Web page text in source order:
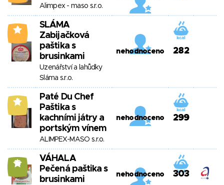
Alimpex - maso s.r.o.
4
SLÁMA
Zabijačková
paštika s
brusinkami
Uzenářství a lahůdky
Sláma s.r.o.
nehodnoceno 282
7
Paté Du Chef
Paštika s
kachními játry a
portským vínem
ALIMPEX-MASO s.r.o.
nehodnoceno 299
12
VÁHALA
Pečená paštika s
brusinkami
nehodnoceno 303